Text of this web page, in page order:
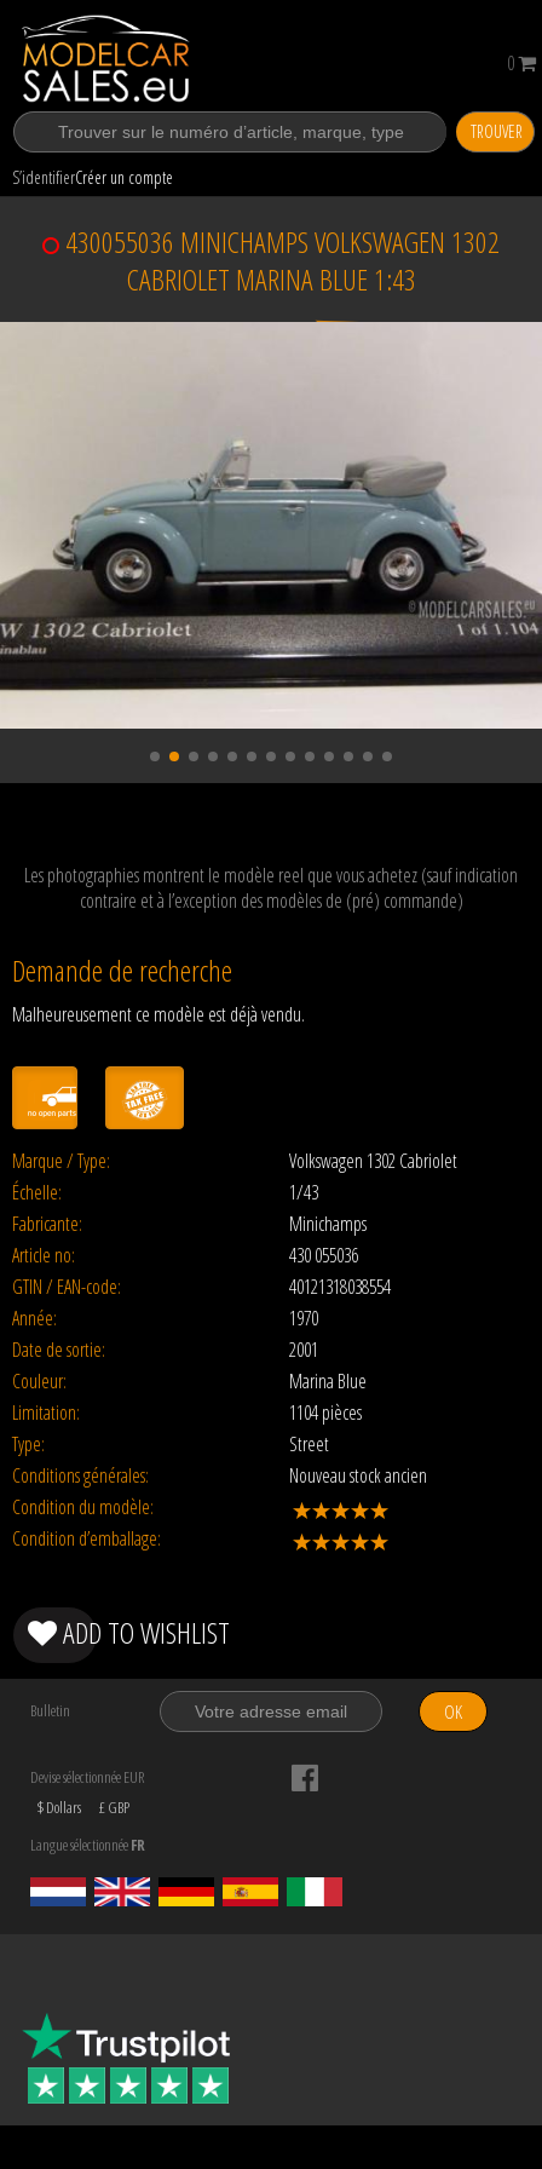
TROUVER
S’identifierCréer un compte
0
430055036 MINICHAMPS VOLKSWAGEN 1302
CABRIOLET MARINA BLUE 1:43
Les photographies montrent le modèle reel que vous achetez (sauf indication
contraire et à l’exception des modèles de (pré) commande)
Demande de recherche
Malheureusement ce modèle est déjà vendu.
Marque / Type:
Volkswagen 1302 Cabriolet
Échelle:
1/43
Fabricante:
Minichamps
Article no:
430 055036
GTIN / EAN-code:
40121318038554
Année:
1970
Date de sortie:
2001
Couleur:
Marina Blue
Limitation:
1104 pièces
Type:
Street
Conditions générales:
Nouveau stock ancien
Condition du modèle:
Condition d’emballage:
ADD TO WISHLIST
Bulletin OK
Devise sélectionnée EUR
$ Dollars
£ GBP
Langue sélectionnéeFR